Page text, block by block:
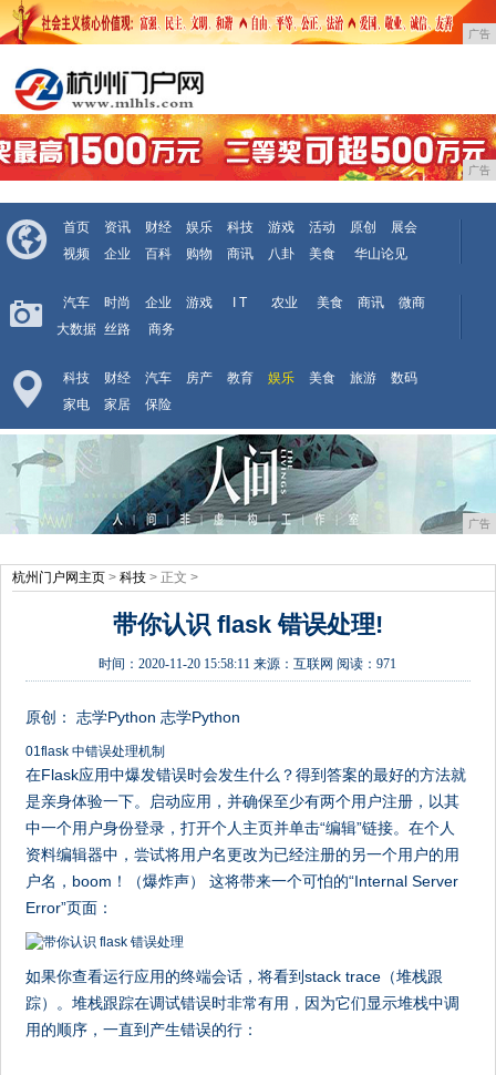
广告
广告
首页 资讯 财经 娱乐 科技 游戏 活动 原创
展会
视频
企业 百科 购物 商讯 八卦 美食 华山论见
汽车 时尚 企业 游戏 I T 农业 美食 商讯
微商
大数据 丝路 商务
科技 财经 汽车 房产 教育 娱乐 美食 旅游
数码
家电
家居 保险
广告
杭州门户网主页 > 科技 > 正文 >
带你认识 flask 错误处理!
时间：2020-11-20 15:58:11 来源：互联网 阅读：971
原创： 志学Python 志学Python
01flask 中错误处理机制
在Flask应用中爆发错误时会发生什么？得到答案的最好的方法就
是亲身体验一下。启动应用，并确保至少有两个用户注册，以其
中一个用户身份登录，打开个人主页并单击“编辑”链接。在个人
资料编辑器中，尝试将用户名更改为已经注册的另一个用户的用
户名，boom！（爆炸声） 这将带来一个可怕的“Internal Server
Error”页面：
如果你查看运行应用的终端会话，将看到stack trace（堆栈跟
踪）。堆栈跟踪在调试错误时非常有用，因为它们显示堆栈中调
用的顺序，一直到产生错误的行：